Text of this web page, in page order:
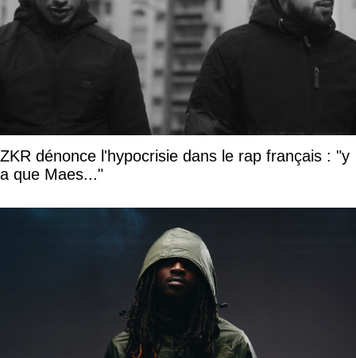
ZKR dénonce l'hypocrisie dans le rap français : "y
a que Maes..."